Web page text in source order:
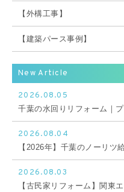
【外構工事】
【建築パース事例】
New Article
2026.08.05
千葉の水回りリフォーム｜
2026.08.04
【2026年】千葉のノーリツ
2026.08.03
【古民家リフォーム】関東